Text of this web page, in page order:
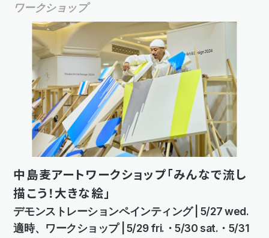
ワークショップ
中島麦アートワークショップ「みんなで流し
描こう！大きな絵」
デモンストレーションペインティング | 5/27 wed.
適時、ワークショップ | 5/29 fri.・5/30 sat.・5/31